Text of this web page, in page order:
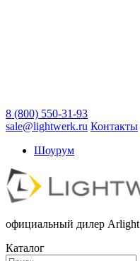
8 (800) 550-31-93
sale@lightwerk.ru Контакты
Шоурум
официальный дилер Arlight
Каталог